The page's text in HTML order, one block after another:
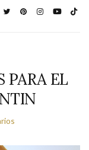
PARA EL